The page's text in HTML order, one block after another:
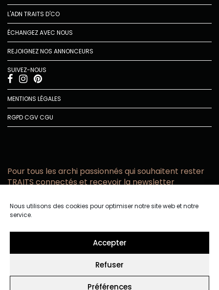
Nous utilisons des cookies pour optimiser notre site web et notre
service.
Accepter
Refuser
Préférences
L'ADN TRAITS D'CO
ÉCHANGEZ AVEC NOUS
REJOIGNEZ NOS ANNONCEURS
SUIVEZ-NOUS
MENTIONS LÉGALES
RGPDCGVCGU
Pour tous les archi passionnés qui souhaitent rester
TRAITS connectés et recevoir la newsletter
email
confidentialité.